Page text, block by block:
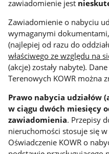
zawiadomienie jest
Zawiadomienie o nabyciu
wymaganymi dokumentami,
(najlepiej od razu do
właściwego ze względu na
(akcje) zostały nabyte).
Terenowych KOWR można
Prawo nabycia udziałów
w ciągu dwóch miesięcy
zawiadomienia. Przepisy
nieruchomości stosuje się
Oświadczenie KOWR o